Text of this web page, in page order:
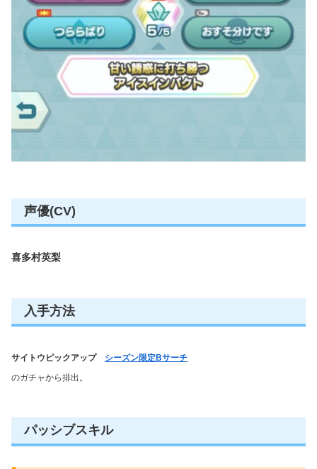
声優(CV)
喜多村英梨
入手方法
サイトウピックアップ シーズン限定Bサーチ
のガチャから排出。
パッシブスキル